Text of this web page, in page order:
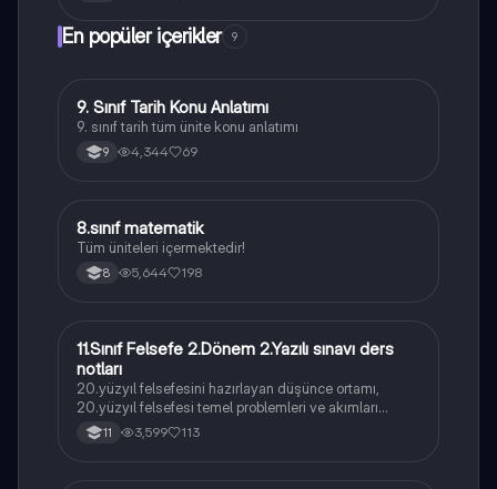
En popüler içerikler 9
Tarih
9. Sınıf Tarih Konu Anlatımı
9. sınıf tarih tüm ünite konu anlatımı
9 4,344 69
Matematik
8.sınıf matematik
Tüm üniteleri içermektedir!
8 5,644 198
Felsefe
11.Sınıf Felsefe 2.Dönem 2.Yazılı sınavı ders
notları
20.yüzyıl felsefesini hazırlayan düşünce ortamı,
20.yüzyıl felsefesi temel problemleri ve akımları
konularını içermektedir
11 3,599 113